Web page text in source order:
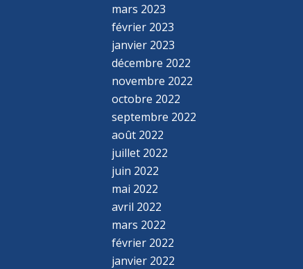
mars 2023
février 2023
janvier 2023
décembre 2022
novembre 2022
octobre 2022
septembre 2022
août 2022
juillet 2022
juin 2022
mai 2022
avril 2022
mars 2022
février 2022
janvier 2022